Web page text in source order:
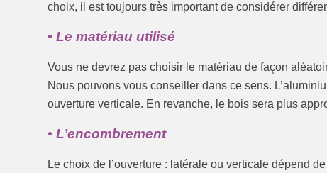
choix, il est toujours très important de considérer
• Le matériau utilisé
Vous ne devrez pas choisir le matériau de façon
Nous pouvons vous conseiller dans ce sens.
ouverture verticale. En revanche, le bois sera plus
• L’encombrement
Le choix de l’ouverture : latérale ou verticale dépend